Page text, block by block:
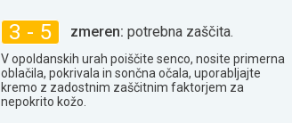
3 - 5 zmeren: potrebna zaščita.
V opoldanskih urah poiščite senco, nosite primerna
oblačila, pokrivala in sončna očala, uporabljajte
kremo z zadostnim zaščitnim faktorjem za
nepokrito kožo.